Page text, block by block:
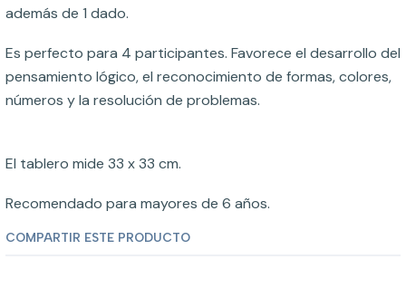
además de 1 dado.
Es perfecto para 4 participantes. Favorece el desarrollo del
pensamiento lógico, el reconocimiento de formas, colores,
números y la resolución de problemas.
El tablero mide 33 x 33 cm.
Recomendado para mayores de 6 años.
COMPARTIR ESTE PRODUCTO